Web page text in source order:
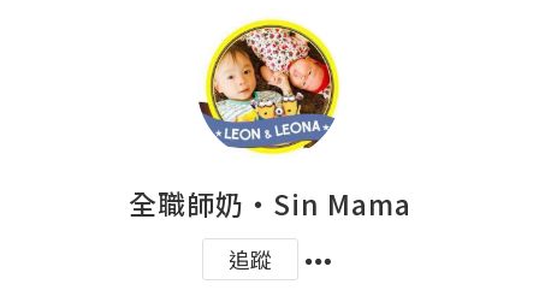
全職師奶‧Sin Mama
追蹤